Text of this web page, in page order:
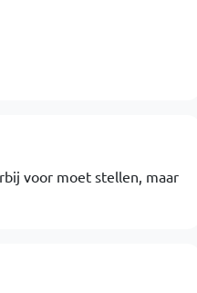
voor moet stellen, maar